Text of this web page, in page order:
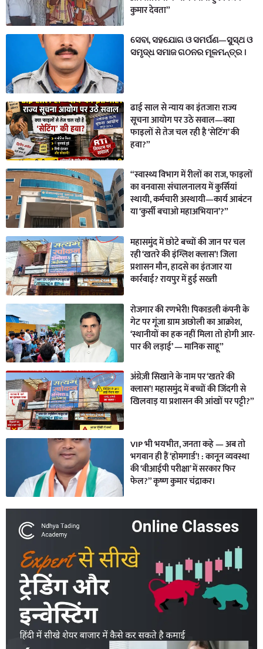
कुमार देवता”
ସେବା, ସହଯୋଗ ଓ ସମର୍ପଣ—ସୁସ୍ଥ ଓ
ସମୃଦ୍ଧ ସମାଜ ଗଠନର ମୂଳମନ୍ତ୍ର ।
ढाई साल से न्याय का इंतजार! राज्य
सूचना आयोग पर उठे सवाल—क्या
फाइलों से तेज चल रही है ‘सेटिंग’ की
हवा?”
“स्वास्थ्य विभाग में रीलों का राज, फाइलों
का वनवास! संचालनालय में कुर्सियां
स्थायी, कर्मचारी अस्थायी—कार्य आबंटन
या ‘कुर्सी बचाओ महाअभियान’?”
महासमुंद में छोटे बच्चों की जान पर चल
रही ‘खतरे की इंग्लिश क्लास’! जिला
प्रशासन मौन, हादसे का इंतजार या
कार्रवाई? रायपुर में हुई सख्ती
रोजगार की रणभेरी! पिकाडली कंपनी के
गेट पर गूंजा ग्राम अछोली का आक्रोश,
‘स्थानीयों का हक नहीं मिला तो होगी आर-
पार की लड़ाई’ — मानिक साहू”
अंग्रेज़ी सिखाने के नाम पर ‘खतरे की
क्लास’! महासमुंद में बच्चों की जिंदगी से
खिलवाड़ या प्रशासन की आंखों पर पट्टी?”
VIP भी भयभीत, जनता कहे — अब तो
भगवान ही हैं ‘होमगार्ड’! : कानून व्यवस्था
की ‘वीआईपी परीक्षा’ में सरकार फिर
फेल?” कृष्ण कुमार चंद्राकर।